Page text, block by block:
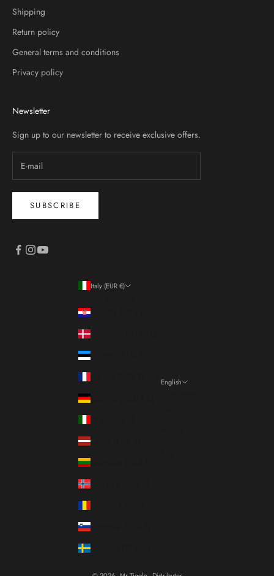
Shipping
Return policy
General terms and conditions
Privacy policy
Newsletter
Sign up to our newsletter to receive exclusive offers.
SUBSCRIBE
Italy (EUR €)
English